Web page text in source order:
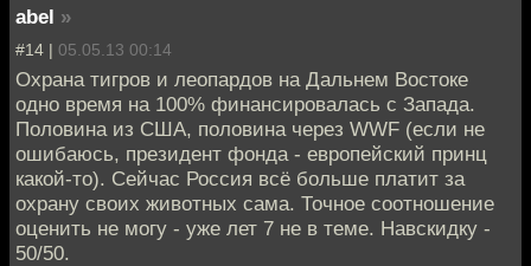
abel »
#14 | 05.05.13 00:14
Охрана тигров и леопардов на Дальнем Востоке
одно время на 100% финансировалась с Запада.
Половина из США, половина через WWF (если не
ошибаюсь, президент фонда - европейский принц
какой-то). Сейчас Россия всё больше платит за
охрану своих животных сама. Точное соотношение
оценить не могу - уже лет 7 не в теме. Навскидку -
50/50.